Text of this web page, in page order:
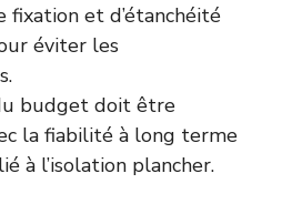
fixation et d’étanchéité
éviter les
budget doit être
la fiabilité à long terme
à l’isolation plancher.